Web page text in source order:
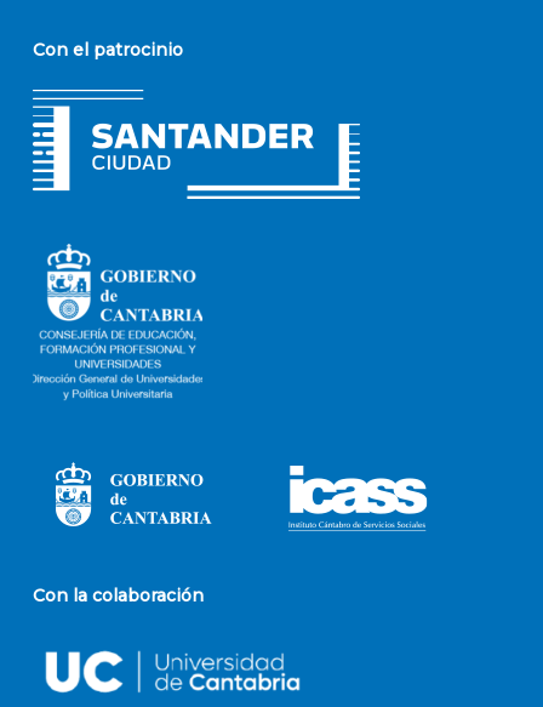
Con el patrocinio
Con la colaboración